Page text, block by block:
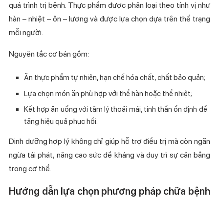
quá trình trị bệnh. Thực phẩm được phân loại theo tính vị như
hàn – nhiệt – ôn – lương và được lựa chọn dựa trên thể trạng
mỗi người.
Nguyên tắc cơ bản gồm:
Ăn thực phẩm tự nhiên, hạn chế hóa chất, chất bảo quản;
Lựa chọn món ăn phù hợp với thể hàn hoặc thể nhiệt;
Kết hợp ăn uống với tâm lý thoải mái, tinh thần ổn định để
tăng hiệu quả phục hồi.
Dinh dưỡng hợp lý không chỉ giúp hỗ trợ điều trị mà còn ngăn
ngừa tái phát, nâng cao sức đề kháng và duy trì sự cân bằng
trong cơ thể.
Hướng dẫn lựa chọn phương pháp chữa bệnh